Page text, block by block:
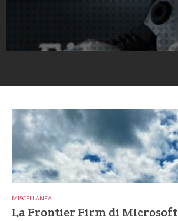
MISCELLANEA
La Frontier Firm di Microsoft